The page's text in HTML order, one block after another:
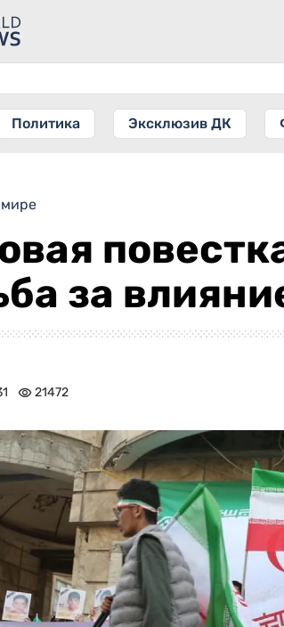
Политика Эксклюзив ДК
за
21472